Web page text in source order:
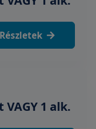
Részletek
VAGY 1 alk.